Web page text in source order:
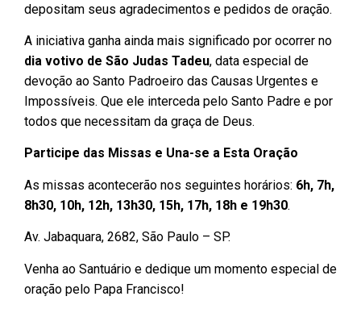
depositam seus agradecimentos e pedidos de oração.
A iniciativa ganha ainda mais significado por ocorrer no
dia votivo de São Judas Tadeu, data especial de
devoção ao Santo Padroeiro das Causas Urgentes e
Impossíveis. Que ele interceda pelo Santo Padre e por
todos que necessitam da graça de Deus.
Participe das Missas e Una-se a Esta Oração
As missas acontecerão nos seguintes horários: 6h, 7h,
8h30, 10h, 12h, 13h30, 15h, 17h, 18h e 19h30.
Av. Jabaquara, 2682, São Paulo – SP.
Venha ao Santuário e dedique um momento especial de
oração pelo Papa Francisco!